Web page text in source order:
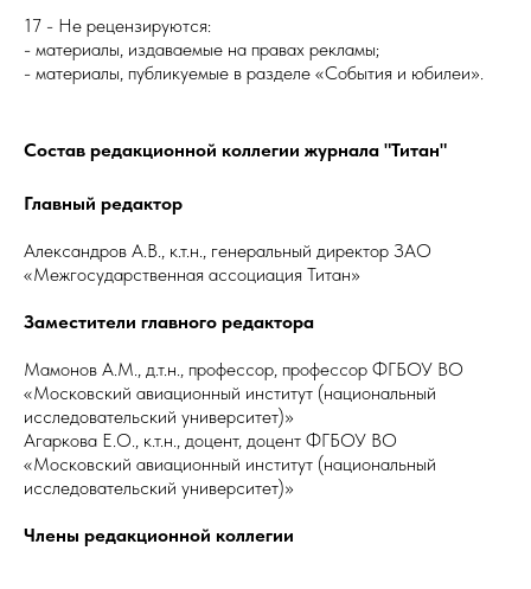
17 - Не рецензируются:
- материалы, издаваемые на правах рекламы;
- материалы, публикуемые в разделе «События и юбилеи».
Состав редакционной коллегии журнала "Титан"
Главный редактор
Александров А.В., к.т.н., генеральный директор ЗАО
«Межгосударственная ассоциация Титан»
Заместители главного редактора
Мамонов А.М., д.т.н., профессор, профессор ФГБОУ ВО
«Московский авиационный институт (национальный
исследовательский университет)»
Агаркова Е.О., к.т.н., доцент, доцент ФГБОУ ВО
«Московский авиационный институт (национальный
исследовательский университет)»
Члены редакционной коллегии